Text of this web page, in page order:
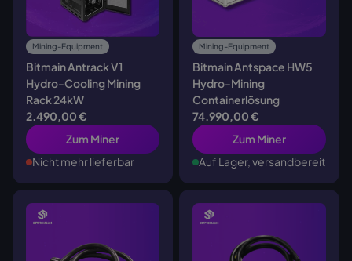
Mining-Equipment
Bitmain Antrack V1
Hydro-Cooling Mining
Rack 24kW
2.490,00 €
Zum Miner
Nicht mehr lieferbar
Mining-Equipment
Bitmain Antspace HW5
Hydro-Mining
Containerlösung
74.990,00 €
Zum Miner
Auf Lager, versandbereit